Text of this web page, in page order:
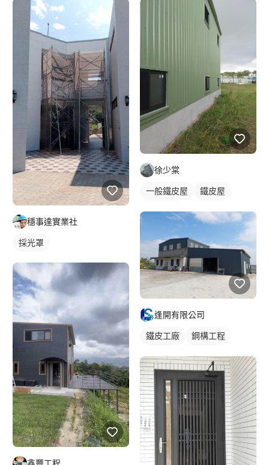
穩事達實業社
採光罩
徐少棠
一般鐵皮屋
鐵皮屋
逢開有限公司
鐵皮工廠
鋼構工程
外牆鐵皮